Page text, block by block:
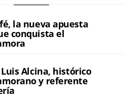
la nueva apuesta
conquista el
Luis Alcina, histórico
y referente